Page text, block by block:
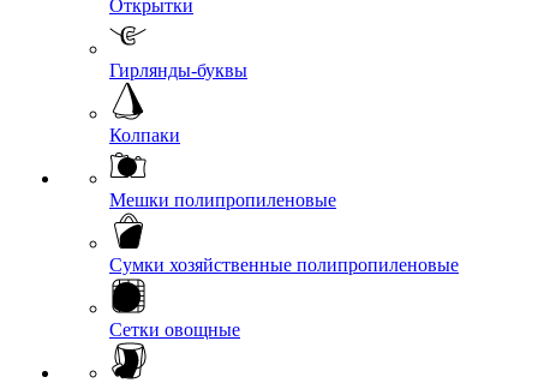
Открытки
Гирлянды-буквы
Колпаки
Мешки полипропиленовые
Сумки хозяйственные полипропиленовые
Сетки овощные